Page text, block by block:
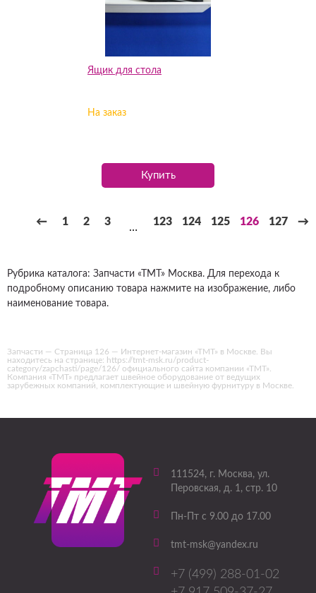
Ящик для стола
На заказ
Купить
← 1 2 3 … 123 124 125 126 127 →
Рубрика каталога: Запчасти «ТМТ» Москва. Для перехода к
подробному описанию товара нажмите на изображение, либо
наименование товара.
Запчасти — Страница 126 — Интернет-магазин «ТМТ» в Москве. Вы
находитесь на странице: https://tmt-msk.ru/product-
category/zapchasti/page/126/ официального сайта компании «ТМТ».
Компания «ТМТ» предлагает швейное оборудование от ведущих
зарубежных компаний, комплектующие и швейную фурнитуру в Москве.
111524, г. Москва, ул.
Перовская, д. 1, стр. 10
Пн-Пт с 9.00 до 17.00
tmt-msk@yandex.ru
+7 (499) 288-01-02